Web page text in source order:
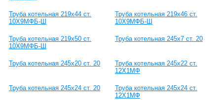
Труба котельная 219х44 ст.
10Х9МФБ-Ш
Труба котельная 219х46 ст.
10Х9МФБ-Ш
Труба котельная 219х50 ст.
10Х9МФБ-Ш
Труба котельная 245х7 ст. 20
Труба котельная 245х20 ст. 20
Труба котельная 245х22 ст.
12Х1МФ
Труба котельная 245х24 ст. 20
Труба котельная 245х24 ст.
12Х1МФ